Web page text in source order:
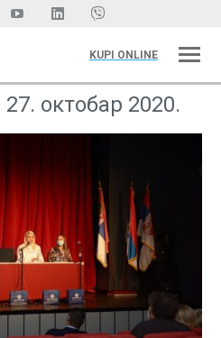
KUPI ONLINE
27. октобар 2020.